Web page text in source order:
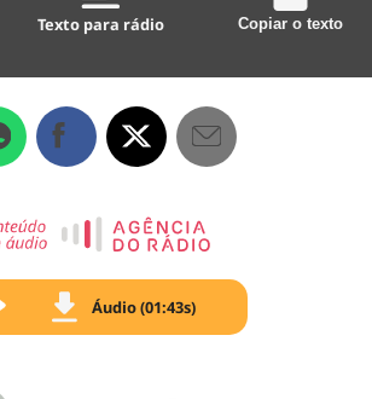
Texto para rádio Copiar o texto
Áudio (01:43s)